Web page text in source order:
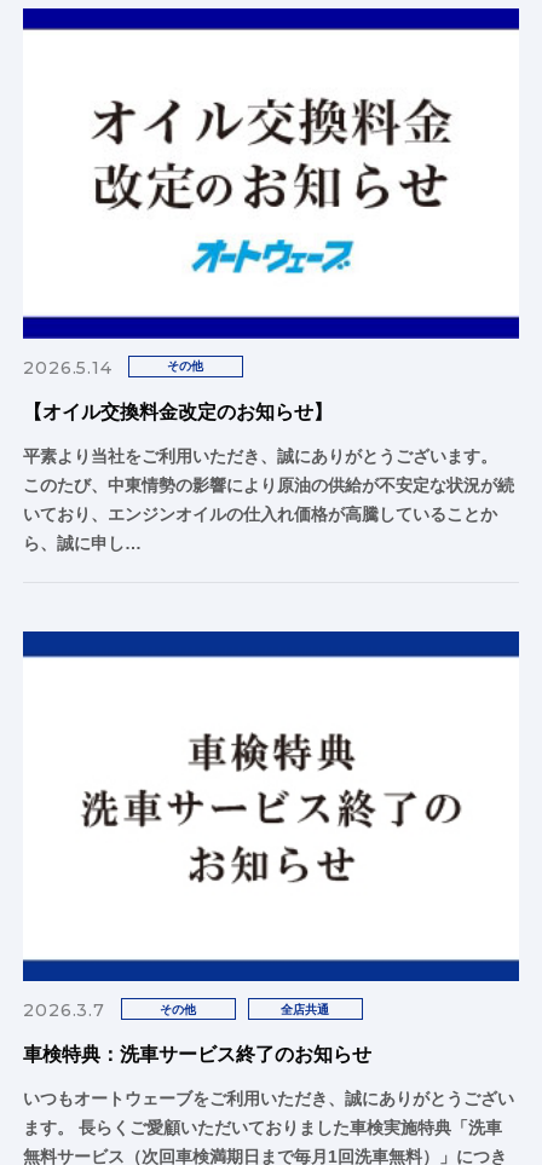
2026.5.14 その他
【オイル交換料金改定のお知らせ】
平素より当社をご利用いただき、誠にありがとうございます。
このたび、中東情勢の影響により原油の供給が不安定な状況が続
いており、エンジンオイルの仕入れ価格が高騰していることか
ら、誠に申し…
2026.3.7 その他 全店共通
車検特典：洗車サービス終了のお知らせ
いつもオートウェーブをご利用いただき、誠にありがとうござい
ます。 長らくご愛顧いただいておりました車検実施特典「洗車
無料サービス（次回車検満期日まで毎月1回洗車無料）」につき